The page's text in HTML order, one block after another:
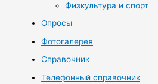
Физкультура и спорт
Опросы
Фотогалерея
Справочник
Телефонный справочник